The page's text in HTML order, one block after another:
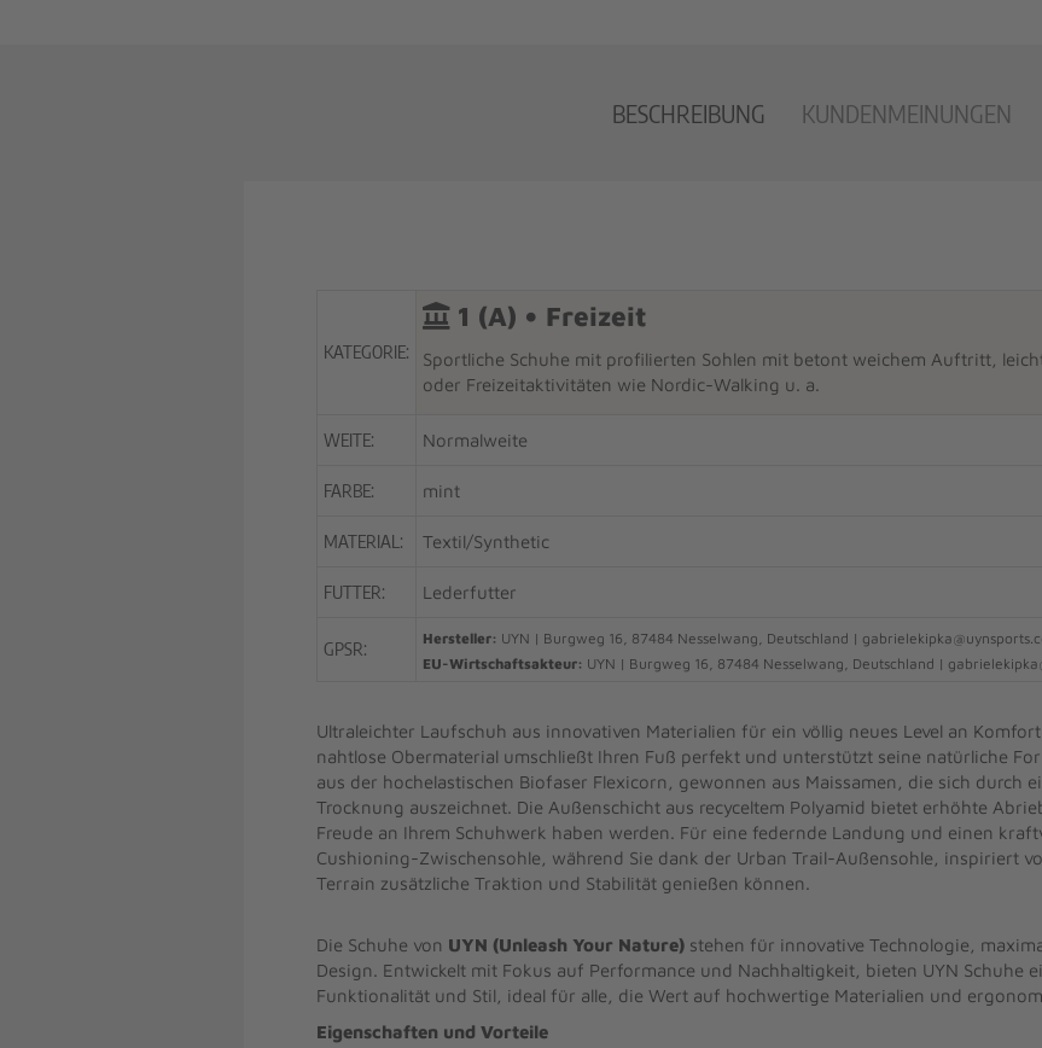
BESCHREIBUNG KUNDENMEINUNGEN
KATEGORIE:
1 (A) • Freizeit
Sportliche Schuhe mit profilierten Sohlen mit betont weichem Auftritt,
oder Freizeitaktivitäten wie Nordic-Walking u. a.
WEITE: Normalweite
FARBE: mint
MATERIAL: Textil/Synthetic
FUTTER: Lederfutter
GPSR: Hersteller: UYN | Burgweg 16, 87484 Nesselwang, Deutschland |
EU-Wirtschaftsakteur: UYN | Burgweg 16, 87484 Nesselwang, Deutschland |
Ultraleichter Laufschuh aus innovativen Materialien für ein völlig neues Level an
nahtlose Obermaterial umschließt Ihren Fuß perfekt und unterstützt seine natürliche
aus der hochelastischen Biofaser Flexicorn, gewonnen aus Maissamen, die sich durch
Trocknung auszeichnet. Die Außenschicht aus recyceltem Polyamid bietet erhöhte
Freude an Ihrem Schuhwerk haben werden. Für eine federnde Landung und einen
Cushioning-Zwischensohle, während Sie dank der Urban Trail-Außensohle, inspiriert
Terrain zusätzliche Traktion und Stabilität genießen können.
Die Schuhe von UYN (Unleash Your Nature) stehen für innovative Technologie,
Design. Entwickelt mit Fokus auf Performance und Nachhaltigkeit, bieten UYN Schuhe
Funktionalität und Stil, ideal für alle, die Wert auf hochwertige Materialien und
Eigenschaften und Vorteile